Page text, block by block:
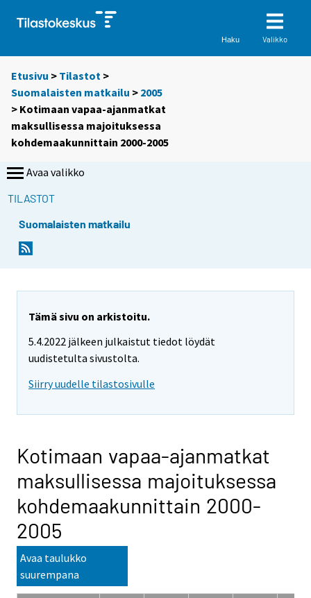
Haku Valikko
Etusivu > Tilastot >
Suomalaisten matkailu > 2005
> Kotimaan vapaa-ajanmatkat
maksullisessa majoituksessa
kohdemaakunnittain 2000-2005
Avaa valikko
TILASTOT
Suomalaisten matkailu
Tämä sivu on arkistoitu.
5.4.2022 jälkeen julkaistut tiedot löydät
uudistetulta sivustolta.
Siirry uudelle tilastosivulle
Kotimaan vapaa-ajanmatkat
maksullisessa majoituksessa
kohdemaakunnittain 2000-
2005
Avaa taulukko
suurempana